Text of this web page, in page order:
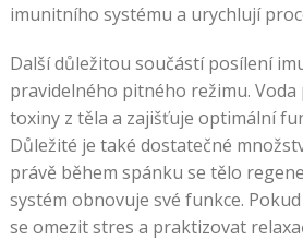
imunitního systému a urychlují
Další důležitou součástí posílení
pravidelného pitného režimu.
toxiny z těla a zajišťuje optimální
Důležité je také dostatečné
právě během spánku se tělo
systém obnovuje své funkce.
se omezit stres a praktizovat